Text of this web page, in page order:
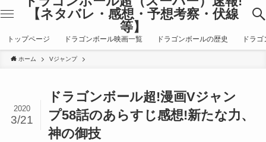
【ネタバレ・感想・予想考察・伏線
等】
トップページ ドラゴンボール映画一覧 ドラゴンボールの歴史 ドラ
ホーム Vジャンプ
ドラゴンボール超!漫画Vジャン
プ58話のあらすじ感想!新たな力、
神の御技
2020
3/21